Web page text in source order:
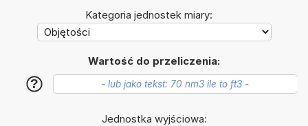
Kategoria jednostek miary:
Wartość do przeliczenia:
?
Jednostka wyjściowa: